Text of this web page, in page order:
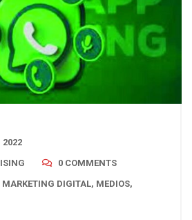
2022
0 COMMENTS
MARKETING DIGITAL, MEDIOS,